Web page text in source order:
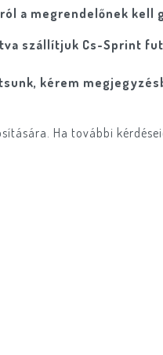
a megrendelőnek
szállítjuk Cs-Sprint
kérem
Ha további